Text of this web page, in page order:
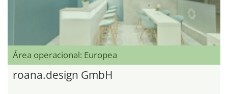
Área operacional: Europea
roana.design GmbH